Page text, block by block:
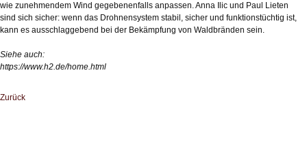
wie zunehmendem Wind gegebenenfalls anpassen. Anna Ilic und Paul Lieten
sind sich sicher: wenn das Drohnensystem stabil, sicher und funktionstüchtig ist,
kann es ausschlaggebend bei der Bekämpfung von Waldbränden sein.
Siehe auch:
https://www.h2.de/home.html
Zurück